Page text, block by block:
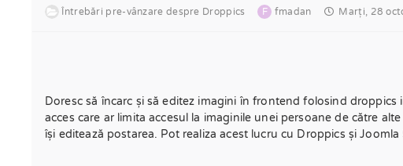
Întrebări pre-vânzare despre Droppics F fmadan Marți, 28
Doresc să încarc și să editez imagini în frontend folosind
acces care ar limita accesul la imaginile unei persoane de către
își editează postarea. Pot realiza acest lucru cu Droppics și Joomla